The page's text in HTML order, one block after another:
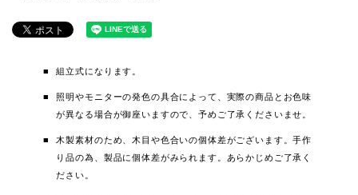
組立式になります。
照明やモニターの発色の具合によって、実際の商品とお色味
が異なる場合が御座いますので、予めご了承くださいませ。
木製素材のため、木目や色合いの個体差がございます。手作
り品の為、製品に個体差がみられます。あらかじめご了承く
ださい。